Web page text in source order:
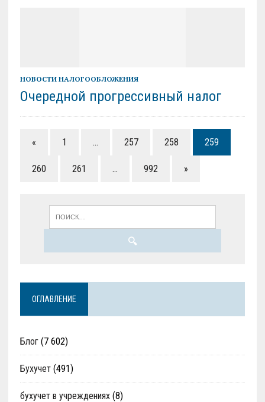
НОВОСТИ НАЛОГООБЛОЖЕНИЯ
Очередной прогрессивный налог
« 1 … 257 258 259
260 261 … 992 »
ОГЛАВЛЕНИЕ
Блог(7 602)
Бухучет(491)
бухучет в учреждениях(8)